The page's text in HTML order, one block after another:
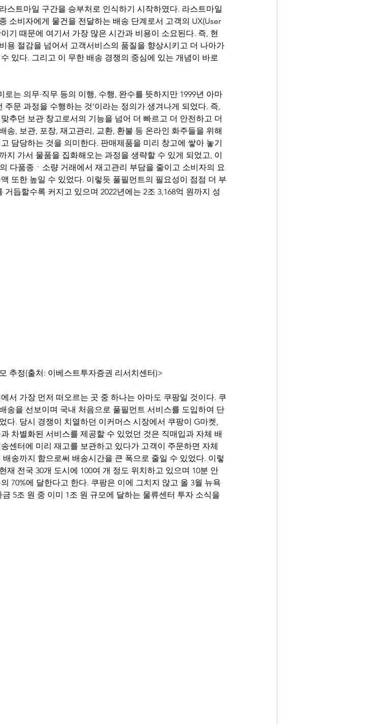
스트마일 구간을 승부처로 인식하기 시작하였다. 라스트마일
소비자에게 물건을 전달하는 배송 단계로서 고객의 UX(User
기 때문에 여기서 가장 많은 시간과 비용이 소요된다. 즉, 현
용 절감을 넘어서 고객서비스의 품질을 향상시키고 더 나아가
있다. 그리고 이 무한 배송 경쟁의 중심에 있는 개념이 바로
는 의무·직무 등의 이행, 수행, 완수를 뜻하지만 1999년 아마
문 과정을 수행하는 것’이라는 정의가 생겨나게 되었다. 즉,
추던 보관 창고로서의 기능을 넘어 더 빠르고 더 안전하고 더
송, 보관, 포장, 재고관리, 교환, 환불 등 온라인 화주들을 위해
담당하는 것을 의미한다. 판매제품을 미리 창고에 쌓아 놓기
지 가서 물품을 집화해오는 과정을 생략할 수 있게 되었고, 이
다품종ㆍ소량 거래에서 재고관리 부담을 줄이고 소비자의 요
또한 높일 수 있었다. 이렇듯 풀필먼트의 필요성이 점점 더 부
듭할수록 커지고 있으며 2022년에는 2조 3,168억 원까지 성
추정(출처: 이베스트투자증권 리서치센터)>
에서 가장 먼저 떠오르는 곳 중 하나는 아마도 쿠팡일 것이다. 쿠
송을 선보이며 국내 처음으로 풀필먼트 서비스를 도입하여 단
다. 당시 경쟁이 치열하던 이커머스 시장에서 쿠팡이 G마켓,
차별화된 서비스를 제공할 수 있었던 것은 직매입과 자체 배
센터에 미리 재고를 보관하고 있다가 고객이 주문하면 자체
송까지 함으로써 배송시간을 큰 폭으로 줄일 수 있었다. 이렇
재 전국 30개 도시에 100여 개 정도 위치하고 있으며 10분 안
70%에 달한다고 한다. 쿠팡은 이에 그치지 않고 올 3월 뉴욕
5조 원 중 이미 1조 원 규모에 달하는 물류센터 투자 소식을